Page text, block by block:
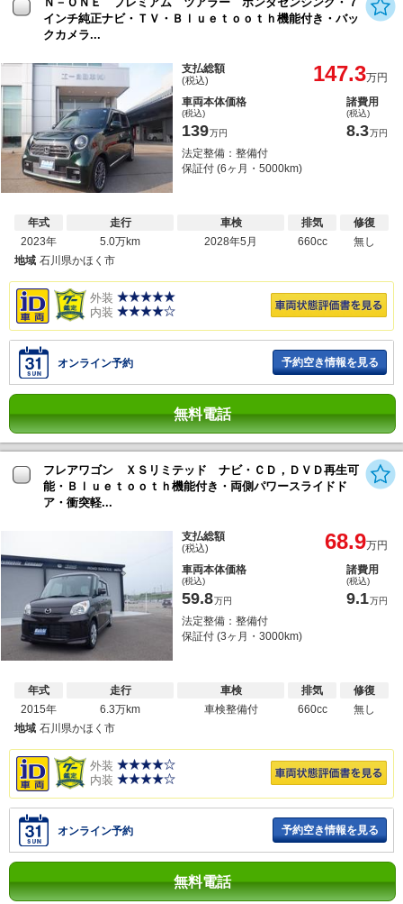
インチ純正ナビ・ＴＶ・Ｂｌｕｅｔｏｏｔｈ機能付き・バッ
クカメラ...
支払総額
(税込) 147.3万円
車両本体価格
(税込)
139万円
諸費用
(税込)
8.3万円
法定整備：整備付
保証付 (6ヶ月・5000km)
年式
2023年
走行
5.0万km
車検
2028年5月
排気
660cc
修復
無し
地域 石川県かほく市
外装
内装
オンライン予約 予約空き情報を見る
無料電話
フレアワゴン ＸＳリミテッド ナビ・ＣＤ，ＤＶＤ再生可
能・Ｂｌｕｅｔｏｏｔｈ機能付き・両側パワースライドド
ア・衝突軽...
支払総額
(税込) 68.9万円
車両本体価格
(税込)
59.8万円
諸費用
(税込)
9.1万円
法定整備：整備付
保証付 (3ヶ月・3000km)
年式
2015年
走行
6.3万km
車検
車検整備付
排気
660cc
修復
無し
地域 石川県かほく市
外装
内装
オンライン予約 予約空き情報を見る
無料電話